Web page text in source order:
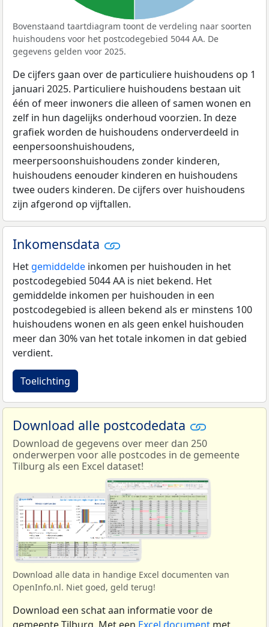
Bovenstaand taartdiagram toont de verdeling naar soorten
huishoudens voor het postcodegebied 5044 AA. De
gegevens gelden voor 2025.
De cijfers gaan over de particuliere huishoudens op 1
januari 2025. Particuliere huishoudens bestaan uit
één of meer inwoners die alleen of samen wonen en
zelf in hun dagelijks onderhoud voorzien. In deze
grafiek worden de huishoudens onderverdeeld in
eenpersoonshuishoudens,
meerpersoonshuishoudens zonder kinderen,
huishoudens eenouder kinderen en huishoudens
twee ouders kinderen. De cijfers over huishoudens
zijn afgerond op vijftallen.
Inkomensdata
Het gemiddelde inkomen per huishouden in het
postcodegebied 5044 AA is niet bekend. Het
gemiddelde inkomen per huishouden in een
postcodegebied is alleen bekend als er minstens 100
huishoudens wonen en als geen enkel huishouden
meer dan 30% van het totale inkomen in dat gebied
verdient.
Toelichting
Download alle postcodedata
Download de gegevens over meer dan 250
onderwerpen voor alle postcodes in de gemeente
Tilburg als een Excel dataset!
Download alle data in handige Excel documenten van
OpenInfo.nl. Niet goed, geld terug!
Download een schat aan informatie voor de